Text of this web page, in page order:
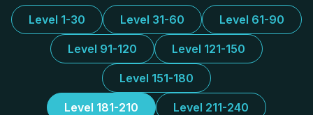
Level 1-30 Level 31-60 Level 61-90
Level 91-120 Level 121-150
Level 151-180
Level 181-210 Level 211-240